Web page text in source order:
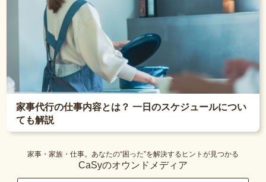
家事代行の仕事内容とは？ 一日のスケジュールについ
ても解説
家事・家族・仕事。あなたの“困った”を解決するヒントが見つかる
CaSyのオウンドメディア